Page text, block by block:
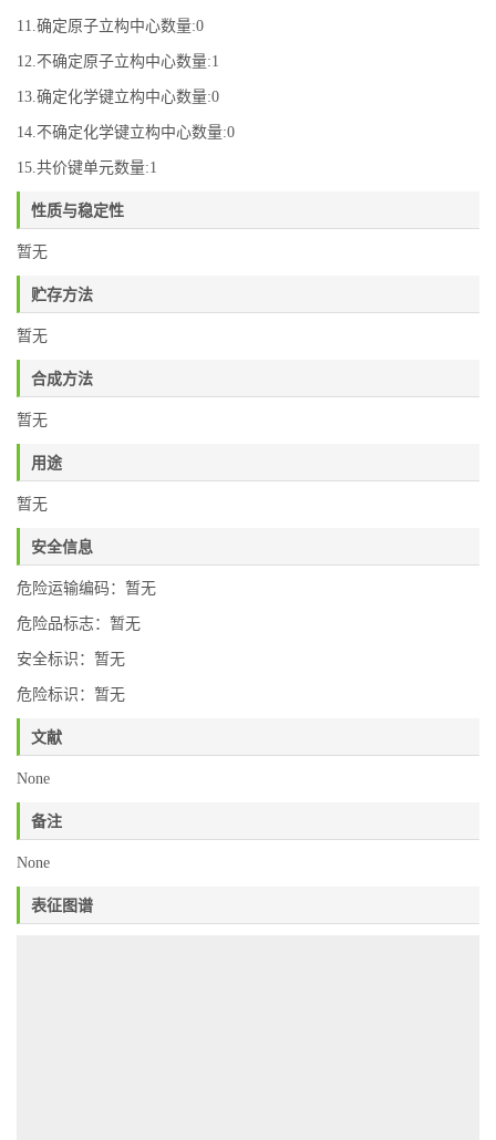
11.确定原子立构中心数量:0
12.不确定原子立构中心数量:1
13.确定化学键立构中心数量:0
14.不确定化学键立构中心数量:0
15.共价键单元数量:1
性质与稳定性
暂无
贮存方法
暂无
合成方法
暂无
用途
暂无
安全信息
危险运输编码：暂无
危险品标志：暂无
安全标识：暂无
危险标识：暂无
文献
None
备注
None
表征图谱